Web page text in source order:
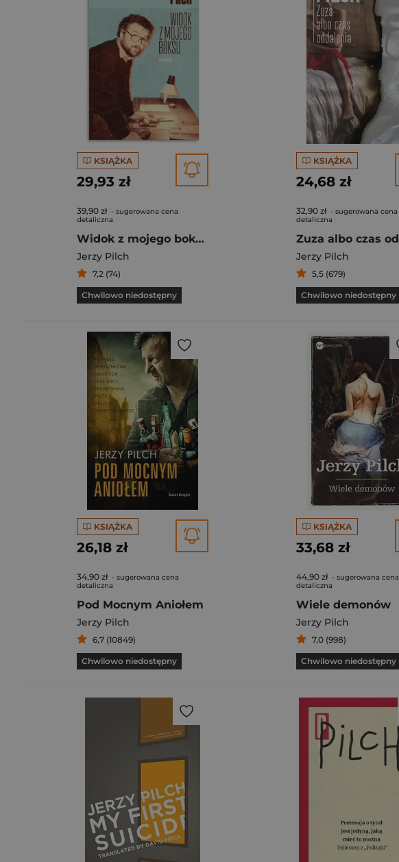
KSIĄŻKA
29,93 zł
39,90 zł - sugerowana cena
detaliczna
Widok z mojego boksu
Jerzy Pilch
7,2 (74)
Chwilowo niedostępny
KSIĄŻKA
24,68 zł
32,90 zł - sugerowana cena
detaliczna
Jerzy Pilch
5,5 (679)
Chwilowo niedostępny
KSIĄŻKA
26,18 zł
34,90 zł - sugerowana cena
detaliczna
Pod Mocnym Aniołem
Jerzy Pilch
6,7 (10849)
Chwilowo niedostępny
KSIĄŻKA
33,68 zł
44,90 zł - sugerowana cena
detaliczna
Wiele demonów
Jerzy Pilch
7,0 (998)
Chwilowo niedostępny